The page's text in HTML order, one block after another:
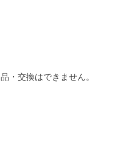
・交換はできません。